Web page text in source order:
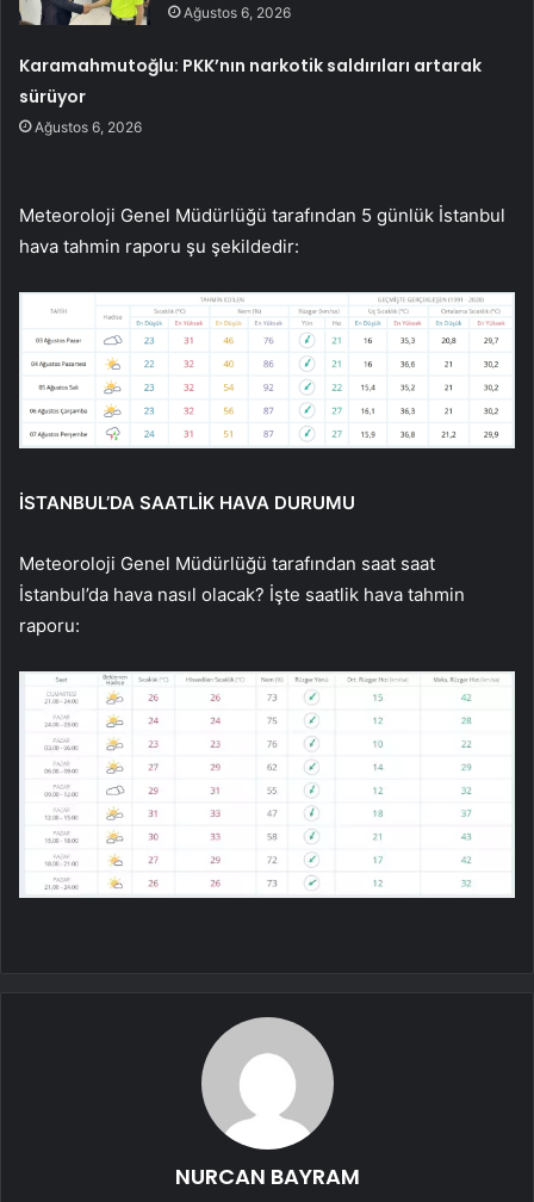
Ağustos 6, 2026
Karamahmutoğlu: PKK’nın narkotik saldırıları artarak
sürüyor
Ağustos 6, 2026
Meteoroloji Genel Müdürlüğü tarafından 5 günlük İstanbul
hava tahmin raporu şu şekildedir:
İSTANBUL’DA SAATLİK HAVA DURUMU
Meteoroloji Genel Müdürlüğü tarafından saat saat
İstanbul’da hava nasıl olacak? İşte saatlik hava tahmin
raporu:
NURCAN BAYRAM